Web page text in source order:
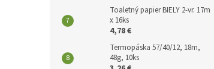
Toaletný papier BIELY 2-vr. 17m
x 16ks
4,78 €
Termopáska 57/40/12, 18m,
48g, 10ks